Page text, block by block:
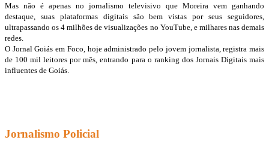
Mas não é apenas no jornalismo televisivo que Moreira vem ganhando
destaque, suas plataformas digitais são bem vistas por seus seguidores,
ultrapassando os 4 milhões de visualizações no YouTube, e milhares nas demais
redes.
O Jornal Goiás em Foco, hoje administrado pelo jovem jornalista, registra mais
de 100 mil leitores por mês, entrando para o ranking dos Jornais Digitais mais
influentes de Goiás.
Jornalismo Policial